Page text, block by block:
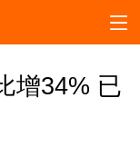
增34% 已